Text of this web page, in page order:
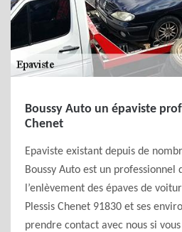
Boussy Auto un épaviste
Chenet
Epaviste existant depuis de
Boussy Auto est un professionnel
l’enlèvement des épaves de
Plessis Chenet 91830 et ses
prendre contact avec nous si